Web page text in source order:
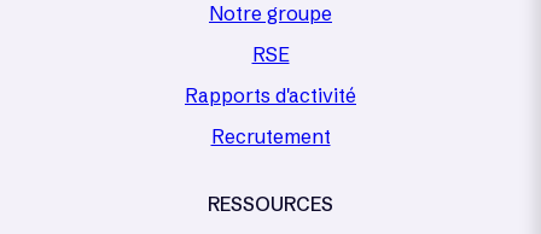
Notre groupe
RSE
Rapports d'activité
Recrutement
RESSOURCES